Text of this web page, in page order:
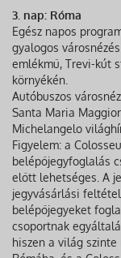
3. nap: Róma
Egész napos
gyalogos
emlékmű, Trevi-kút
környékén.
Autóbuszos
Santa Maria
Michelangelo
Figyelem: a
belépőjegyfoglalás
előtt lehetséges. A
jegyvásárlási
belépőjegyeket
csoportnak
hiszen a világ